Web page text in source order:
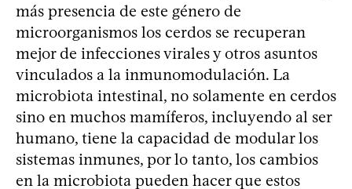
más presencia de este género de
microorganismos los cerdos se recuperan
mejor de infecciones virales y otros asuntos
vinculados a la inmunomodulación. La
microbiota intestinal, no solamente en cerdos
sino en muchos mamíferos, incluyendo al ser
humano, tiene la capacidad de modular los
sistemas inmunes, por lo tanto, los cambios
en la microbiota pueden hacer que estos